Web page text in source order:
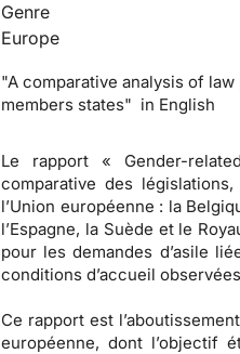
Genre
Europe
"A comparative analysis of
members states" in English
Le rapport « Gender-
comparative des
l’Union européenne : la
l’Espagne, la Suède et le
pour les demandes d’asile
conditions d’accueil
Ce rapport est
européenne, dont l’objectif